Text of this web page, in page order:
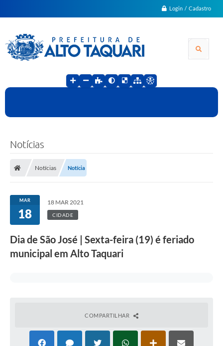
Login / Cadastro
Notícias
Notícias Notícia
MAR
18
18 MAR 2021
CIDADE
Dia de São José | Sexta-feira (19) é feriado
municipal em Alto Taquari
COMPARTILHAR